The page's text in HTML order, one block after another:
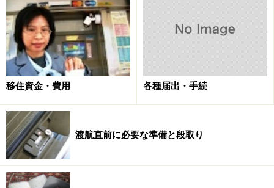
移住資金・費用 各種届出・手続
渡航直前に必要な準備と段取り